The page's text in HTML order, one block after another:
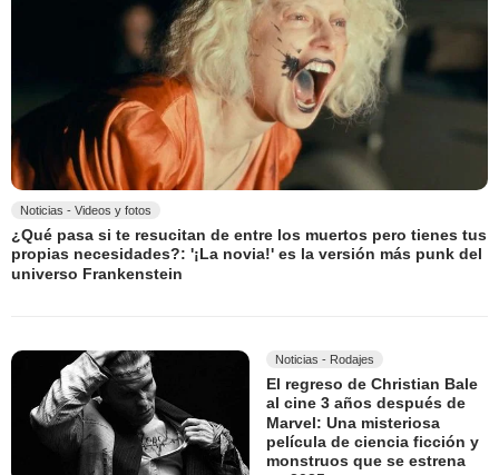
Noticias - Videos y fotos
¿Qué pasa si te resucitan de entre los muertos pero tienes tus
propias necesidades?: '¡La novia!' es la versión más punk del
universo Frankenstein
Noticias - Rodajes
El regreso de Christian Bale
al cine 3 años después de
Marvel: Una misteriosa
película de ciencia ficción y
monstruos que se estrena